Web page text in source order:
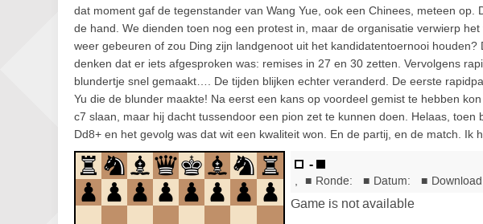
dat moment gaf de tegenstander van Wang Yue, ook een Chinees, meteen op.
de hand. We dienden toen nog een protest in, maar de organisatie verwierp
weer gebeuren of zou Ding zijn landgenoot uit het kandidatentoernooi
denken dat er iets afgesproken was: remises in 27 en 30 zetten. Vervolgens
blundertje snel gemaakt…. De tijden blijken echter veranderd. De eerste
Yu die de blunder maakte! Na eerst een kans op voordeel gemist te hebben
c7 slaan, maar hij dacht tussendoor een pion zet te kunnen doen. Helaas, toen
Dd8+ en het gevolg was dat wit een kwaliteit won. En de partij, en de match. Ik